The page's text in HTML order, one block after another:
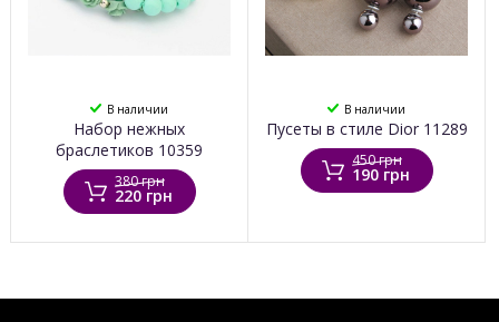
В наличии
Набор нежных
браслетиков 10359
380 грн
220 грн
В наличии
Пусеты в стиле Dior 11289
450 грн
190 грн